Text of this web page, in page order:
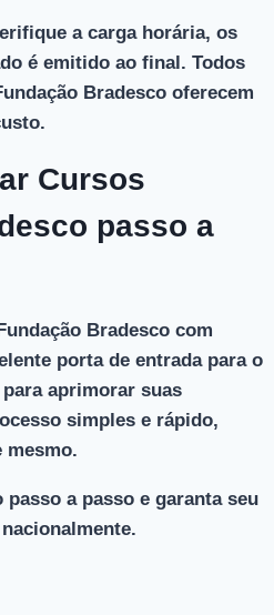
a carga horária, os
é emitido ao final. Todos
Bradesco oferecem
Cursos
passo a
Bradesco com
porta de entrada para o
aprimorar suas
simples e rápido,
mesmo.
passo a passo e garanta seu